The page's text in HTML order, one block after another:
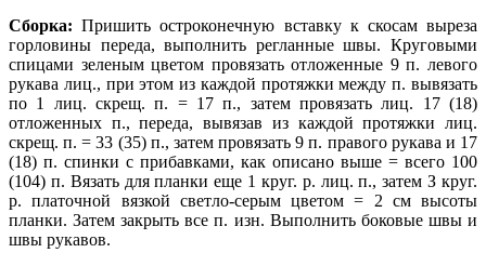
Сборка: Пришить остроконечную вставку к скосам выреза
горловины переда, выполнить регланные швы. Круговыми
спицами зеленым цветом провязать отложенные 9 п. левого
рукава лиц., при этом из каждой протяжки между п. вывязать
по 1 лиц. скрещ. п. = 17 п., затем провязать лиц. 17 (18)
отложенных п., переда, вывязав из каждой протяжки лиц.
скрещ. п. = 33 (35) п., затем провязать 9 п. правого рукава и 17
(18) п. спинки с прибавками, как описано выше = всего 100
(104) п. Вязать для планки еще 1 круг. р. лиц. п., затем З круг.
р. платочной вязкой светло-серым цветом = 2 см высоты
планки. Затем закрыть все п. изн. Выполнить боковые швы и
швы рукавов.